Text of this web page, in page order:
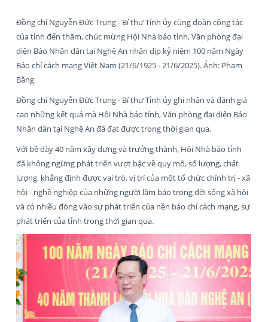
Đồng chí Nguyễn Đức Trung - Bí thư Tỉnh ủy cùng đoàn công tác
của tỉnh đến thăm, chúc mừng Hội Nhà báo tỉnh, Văn phòng đại
diện Báo Nhân dân tại Nghệ An nhân dịp kỷ niệm 100 năm Ngày
Báo chí cách mạng Việt Nam (21/6/1925 - 21/6/2025). Ảnh: Phạm
Bằng
Đồng chí Nguyễn Đức Trung - Bí thư Tỉnh ủy ghi nhận và đánh giá
cao những kết quả mà Hội Nhà báo tỉnh, Văn phòng đại diện Báo
Nhân dân tại Nghệ An đã đạt được trong thời gian qua.
Với bề dày 40 năm xây dựng và trưởng thành, Hội Nhà báo tỉnh
đã không ngừng phát triển vượt bậc về quy mô, số lượng, chất
lượng, khẳng định được vai trò, vị trí của một tổ chức chính trị - xã
hội - nghề nghiệp của những người làm báo trong đời sống xã hội
và có nhiều đóng vào sự phát triển của nền báo chí cách mạng, sự
phát triển của tỉnh trong thời gian qua.